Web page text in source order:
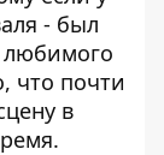
- был
любимого
что почти
в